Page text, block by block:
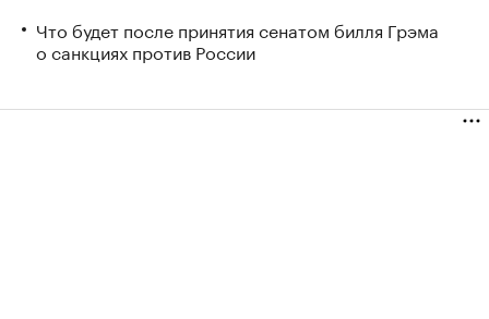
Что будет после принятия сенатом билля Грэма
о санкциях против России